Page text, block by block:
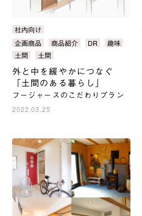
カ
テ
ゴ
リ：
社内向け
タ
グ：
企画商品 商品紹介 DR
趣味
土間
土間
外と中を緩やかにつなぐ
「土間のある暮らし」
フージャースのこだわりプラン
2022.03.25